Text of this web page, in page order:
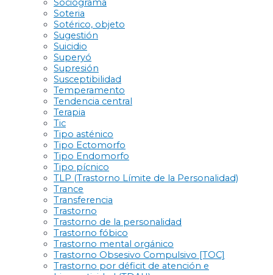
Sociograma
Soteria
Sotérico, objeto
Sugestión
Suicidio
Superyó
Supresión
Susceptibilidad
Temperamento
Tendencia central
Terapia
Tic
Tipo asténico
Tipo Ectomorfo
Tipo Endomorfo
Tipo pícnico
TLP (Trastorno Límite de la Personalidad)
Trance
Transferencia
Trastorno
Trastorno de la personalidad
Trastorno fóbico
Trastorno mental orgánico
Trastorno Obsesivo Compulsivo [TOC]
Trastorno por déficit de atención e